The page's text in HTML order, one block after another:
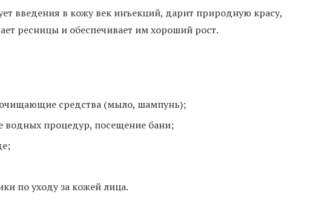
введения в кожу век инъекций, дарит природную красу,
ресницы и обеспечивает им хороший рост.
очищающие средства (мыло, шампунь);
водных процедур, посещение бани;
по уходу за кожей лица.